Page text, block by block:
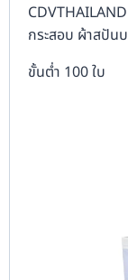
กระสอบ ผ้าสปั
ขั้นต่ำ 100 ใบ